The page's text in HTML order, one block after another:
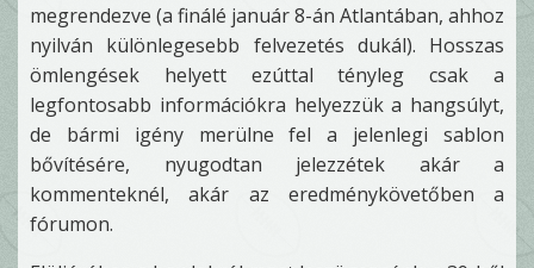
megrendezve (a finálé január 8-án Atlantában, ahhoz
nyilván különlegesebb felvezetés dukál). Hosszas
ömlengések helyett ezúttal tényleg csak a
legfontosabb információkra helyezzük a hangsúlyt,
de bármi igény merülne fel a jelenlegi sablon
bővítésére, nyugodtan jelezzétek akár a
kommenteknél, akár az eredménykövetőben a
fórumon.